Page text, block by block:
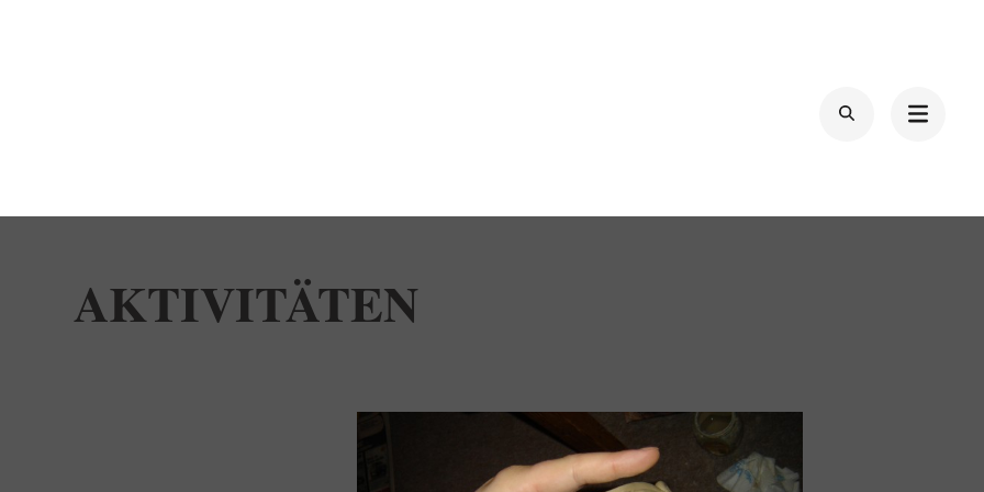
AKTIVITÄTEN